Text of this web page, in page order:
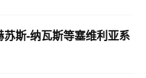
斯-纳瓦斯等塞维利亚系